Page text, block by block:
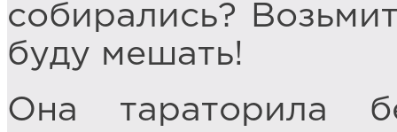
собирались?
буду мешать!
Она тараторила